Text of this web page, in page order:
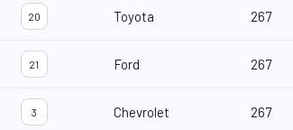
20 Toyota 267
21 Ford 267
3 Chevrolet 267